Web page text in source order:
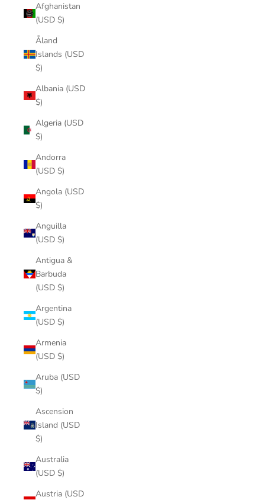
Afghanistan
(USD $)
Åland
Islands (USD
$)
Albania (USD
$)
Algeria (USD
$)
Andorra
(USD $)
Angola (USD
$)
Anguilla
(USD $)
Antigua &
Barbuda
(USD $)
Argentina
(USD $)
Armenia
(USD $)
Aruba (USD
$)
Ascension
Island (USD
$)
Australia
(USD $)
Austria (USD